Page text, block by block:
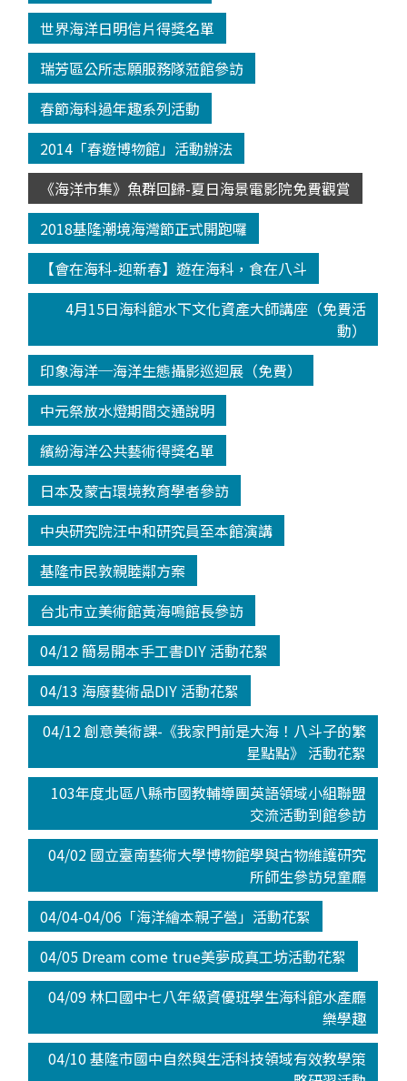
世界海洋日明信片得獎名單
瑞芳區公所志願服務隊蒞館參訪
春節海科過年趣系列活動
2014「春遊博物館」活動辦法
《海洋市集》魚群回歸-夏日海景電影院免費觀賞
2018基隆潮境海灣節正式開跑囉
【會在海科-迎新春】遊在海科，食在八斗
4月15日海科館水下文化資產大師講座（免費活
動）
印象海洋─海洋生態攝影巡迴展（免費）
中元祭放水燈期間交通說明
繽紛海洋公共藝術得獎名單
日本及蒙古環境教育學者參訪
中央研究院汪中和研究員至本館演講
基隆市民敦親睦鄰方案
台北市立美術館黃海鳴館長參訪
04/12 簡易開本手工書DIY 活動花絮
04/13 海廢藝術品DIY 活動花絮
04/12 創意美術課-《我家門前是大海！八斗子的繁
星點點》 活動花絮
103年度北區八縣市國教輔導團英語領域小組聯盟
交流活動到館參訪
04/02 國立臺南藝術大學博物館學與古物維護研究
所師生參訪兒童廳
04/04-04/06「海洋繪本親子營」活動花絮
04/05 Dream come true美夢成真工坊活動花絮
04/09 林口國中七八年級資優班學生海科館水產廳
樂學趣
04/10 基隆市國中自然與生活科技領域有效教學策